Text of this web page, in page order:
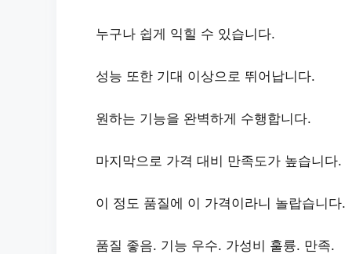
누구나 쉽게 익힐 수 있습니다.
성능 또한 기대 이상으로 뛰어납니다.
원하는 기능을 완벽하게 수행합니다.
마지막으로 가격 대비 만족도가 높습니다.
이 정도 품질에 이 가격이라니 놀랍습니다.
품질 좋음. 기능 우수. 가성비 훌륭. 만족.